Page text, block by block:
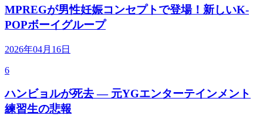
MPREGが男性妊娠コンセプトで登場！新しいK-
POPボーイグループ
2026年04月16日
6
ハンビョルが死去 — 元YGエンターテインメント
練習生の悲報